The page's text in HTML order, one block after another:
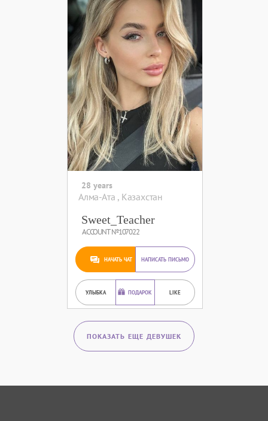
28 years
Алма-Ата , Казахстан
Sweet_Teacher
ACCOUNT №107022
НАЧАТЬ ЧАТ НАПИСАТЬ ПИСЬМО
УЛЫБКА ПОДАРОК LIKE
ПОКАЗАТЬ ЕЩЕ ДЕВУШЕК